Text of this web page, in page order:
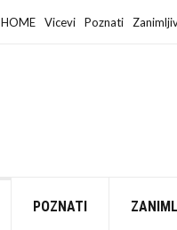
HOME Vicevi Poznati
POZNATI